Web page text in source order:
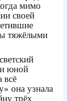
мимо
своей
тяжёлыми
юной
всё
она узнала
трёх